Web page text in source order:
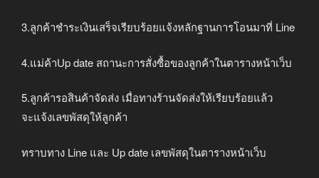
3.ลูกค้าชำระเงินเสร็จเรียบร้อยแจ้งหลักฐานการโอนมาที่ Line
4.แม่ค้าUp date สถานะการสั่งซื้อของลูกค้าในตารางหน้าเว็บ
5.ลูกค้ารอสินค้าจัดส่ง เมื่อทางร้านจัดส่งให้เรียบร้อยแล้ว
จะแจ้งเลขพัสดุให้ลูกค้า
ทราบทาง Line และ Up date เลขพัสดุในตารางหน้าเว็บ